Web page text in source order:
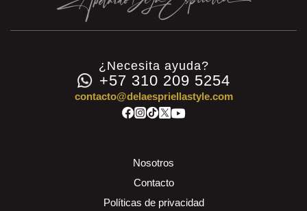
¿Necesita ayuda?
+57 310 209 5254
contacto@delaespriellastyle.com
Nosotros
Contacto
Políticas de privacidad